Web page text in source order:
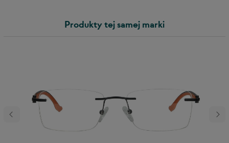
Produkty tej samej marki